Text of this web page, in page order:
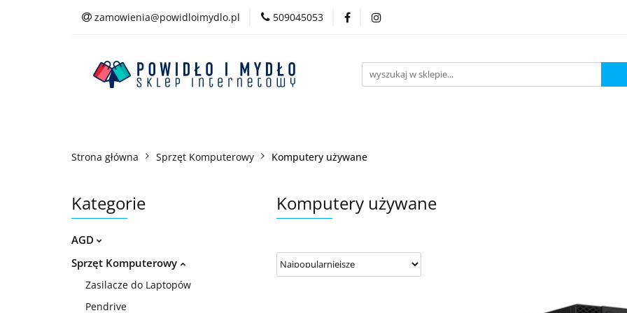
zamowienia@powidloimydlo.pl 509045053
Strona główna Sprzęt Komputerowy Komputery używane
Kategorie
AGD
Sprzęt Komputerowy
Zasilacze do Laptopów
Pendrive
Komputery używane